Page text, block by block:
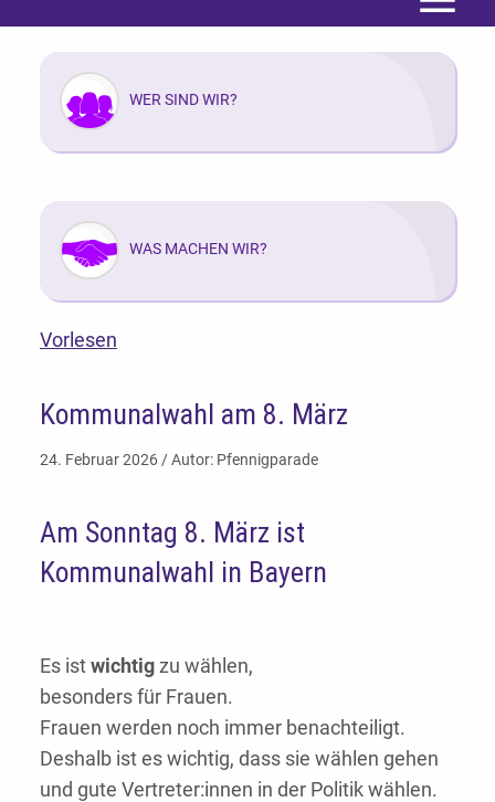
Menü
WER SIND WIR?
WAS MACHEN WIR?
Vorlesen
Kommunalwahl am 8. März
24. Februar 2026 / Autor: Pfennigparade
Am Sonntag 8. März ist
Kommunalwahl in Bayern
Es istwichtigzu wählen,
besonders für Frauen.
Frauen werden noch immer benachteiligt.
Deshalb ist es wichtig, dass sie wählen gehen
und gute Vertreter:innen in der Politik wählen.